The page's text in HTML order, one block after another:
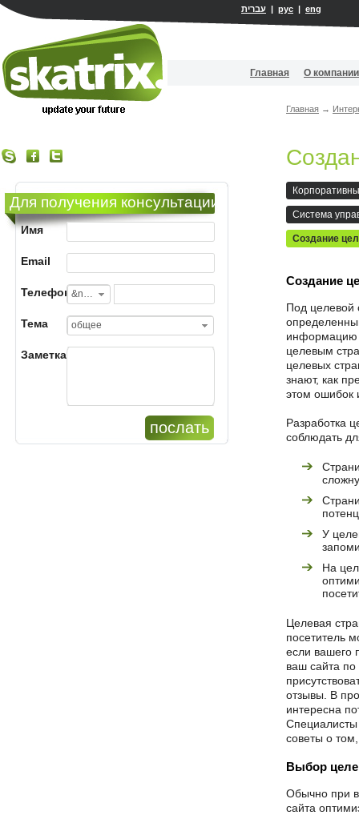
עברית | рус | eng
Главная О компании
Главная →
Система
лидами
Создание
Создание
Под целевой
информацию
целевым
целевых
знают, как
этом ошибок
Разработка
соблюдать
У
На
Целевая
посетитель
если вашего
ваш сайта по
отзывы. В
интересна
Специалисты
советы о
Выбор
Обычно при
сайта
Для получения консультации
Имя
Email
Телефон &nbsp;
Тема общее
Заметка
послать